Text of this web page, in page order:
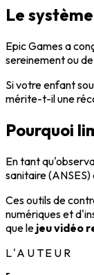
Le
Epic Games a
sereinement ou
Si votre enfant
mérite-t-il une
Pourquoi
En tant
sanitaire
Ces outils de
numériques et
que le jeu vidéo
L'AUTEUR